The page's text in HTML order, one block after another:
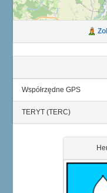
Współrzędne GPS
TERYT (TERC)